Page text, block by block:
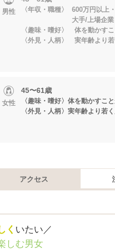
男性
〈年収・職種〉 600万円以上
大手/上場企業・
〈趣味・嗜好〉 体を動かす
〈外見・人柄〉 実年齢より
女性
45〜61歳
〈趣味・嗜好〉体を動かすこ
〈外見・人柄〉実年齢より若
アクセス
く いたい／
しむ男女